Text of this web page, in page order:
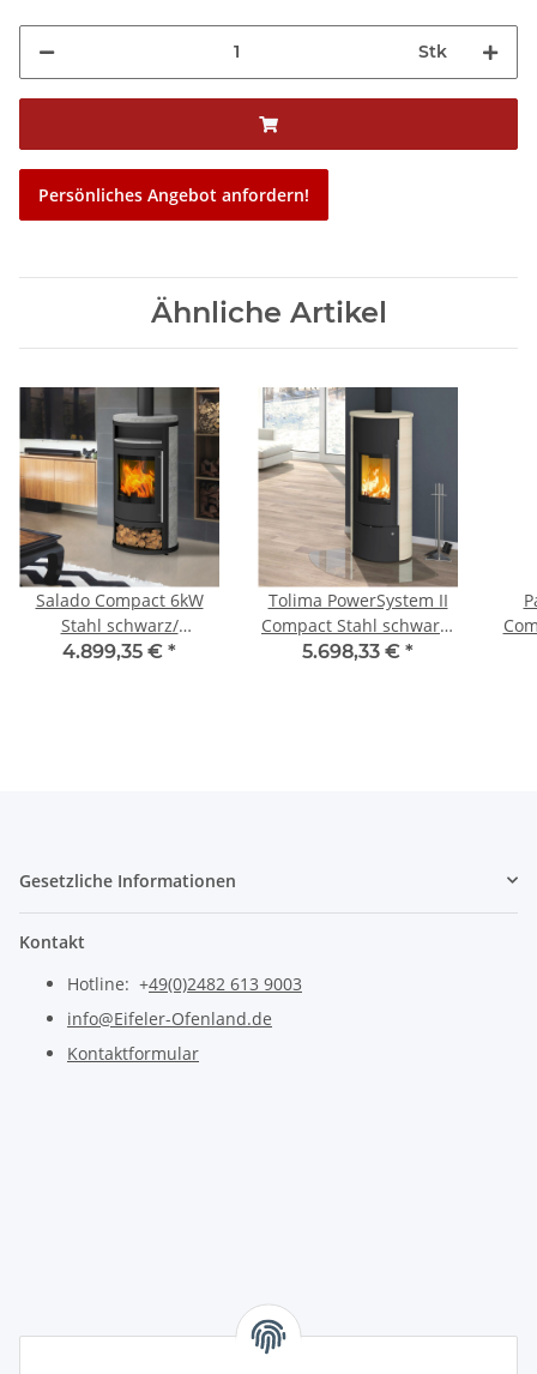
Stk
Persönliches Angebot anfordern!
Ähnliche Artikel
Salado Compact 6kW
Stahl schwarz/
Serpentin
4.899,35 € *
Tolima PowerSystem II
Compact Stahl schwarz/
Keramik caffe freddo
5.698,33 € *
Gesetzliche Informationen
Kontakt
Hotline: +49(0)2482 613 9003
info@Eifeler-Ofenland.de
Kontaktformular